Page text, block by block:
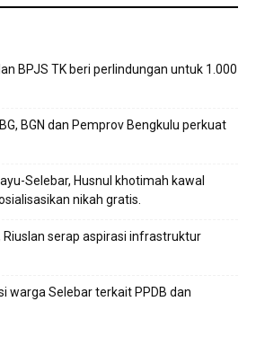
BPJS TK beri perlindungan untuk 1.000
BGN dan Pemprov Bengkulu perkuat
Selebar, Husnul khotimah kawal
nikah gratis.
Riuslan serap aspirasi infrastruktur
warga Selebar terkait PPDB dan